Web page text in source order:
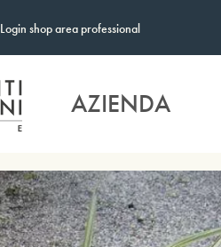
Login shop area professional
AZIENDA